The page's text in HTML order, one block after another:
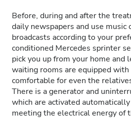
Before, during and after the
daily newspapers and use music
broadcasts according to your
conditioned Mercedes sprinter
pick you up from your home and
waiting rooms are equipped with
comfortable for even the
There is a generator and
which are activated
meeting the electrical energy of